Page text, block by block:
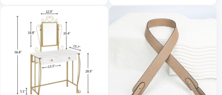
экраном
взрослых